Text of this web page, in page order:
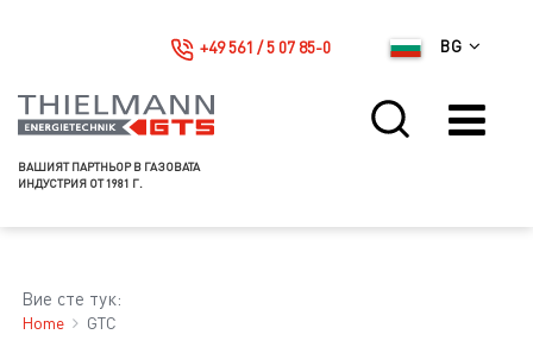
ВАШИЯТ ПАРТНЬОР В ГАЗОВАТА
ИНДУСТРИЯ ОТ 1981 Г.
BG
+49 561 / 5 07 85-0
Вие сте тук:
Home GTC